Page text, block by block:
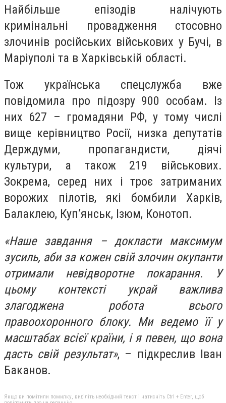
Найбільше епізодів налічують
кримінальні провадження стосовно
злочинів російських військових у Бучі, в
Маріуполі та в Харківській області.
Тож українська спецслужба вже
повідомила про підозру 900 особам. Із
них 627 – громадяни РФ, у тому числі
вище керівництво Росії, низка депутатів
Держдуми, пропагандисти, діячі
культури, а також 219 військових.
Зокрема, серед них і троє затриманих
ворожих пілотів, які бомбили Харків,
Балаклею, Куп’янськ, Ізюм, Конотоп.
«Наше завдання – докласти максимум
зусиль, аби за кожен свій злочин окупанти
отримали невідворотне покарання. У
цьому контексті украй важлива
злагоджена робота всього
правоохоронного блоку. Ми ведемо її у
масштабах всієї країни, і я певен, що вона
дасть свій результат», – підкреслив Іван
Баканов.
Якщо ви помітили помилку, виділіть необхідний текст і натисніть Ctrl + Enter, щоб